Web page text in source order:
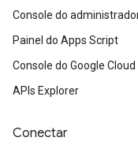
Console do
Painel do Apps Script
Console do Google Cloud
APIs Explorer
Conectar